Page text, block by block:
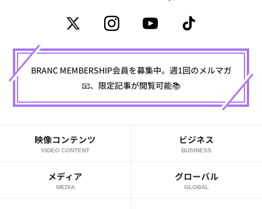
BRANC MEMBERSHIP会員を募集中。週1回のメルマガ
📧、限定記事が閲覧可能📚
映像コンテンツ
VIDEO CONTENT
ビジネス
BUSINESS
メディア
MEDIA
グローバル
GLOBAL